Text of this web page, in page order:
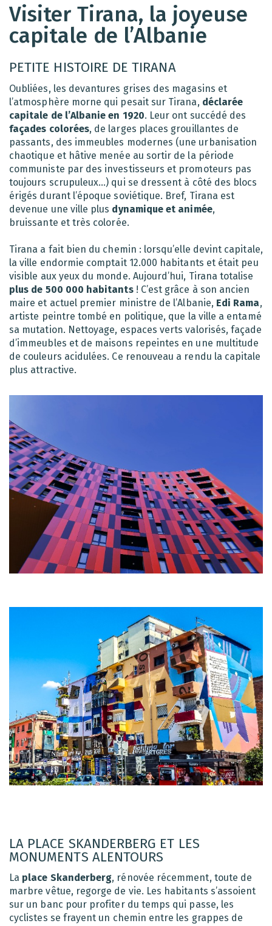
Visiter Tirana, la joyeuse
capitale de l’Albanie
PETITE HISTOIRE DE TIRANA
Oubliées, les devantures grises des magasins et
l’atmosphère morne qui pesait sur Tirana, déclarée
capitale de l’Albanie en 1920. Leur ont succédé des
façades colorées, de larges places grouillantes de
passants, des immeubles modernes (une urbanisation
chaotique et hâtive menée au sortir de la période
communiste par des investisseurs et promoteurs pas
toujours scrupuleux…) qui se dressent à côté des blocs
érigés durant l’époque soviétique. Bref, Tirana est
devenue une ville plus dynamique et animée,
bruissante et très colorée.
Tirana a fait bien du chemin : lorsqu’elle devint capitale,
la ville endormie comptait 12.000 habitants et était peu
visible aux yeux du monde. Aujourd’hui, Tirana totalise
plus de 500 000 habitants! C’est grâce à son ancien
maire et actuel premier ministre de l’Albanie, Edi Rama,
artiste peintre tombé en politique, que la ville a entamé
sa mutation. Nettoyage, espaces verts valorisés, façade
d’immeubles et de maisons repeintes en une multitude
de couleurs acidulées. Ce renouveau a rendu la capitale
plus attractive.
LA PLACE SKANDERBERG ET LES
MONUMENTS ALENTOURS
La place Skanderberg, rénovée récemment, toute de
marbre vêtue, regorge de vie. Les habitants s’assoient
sur un banc pour profiter du temps qui passe, les
cyclistes se frayent un chemin entre les grappes de